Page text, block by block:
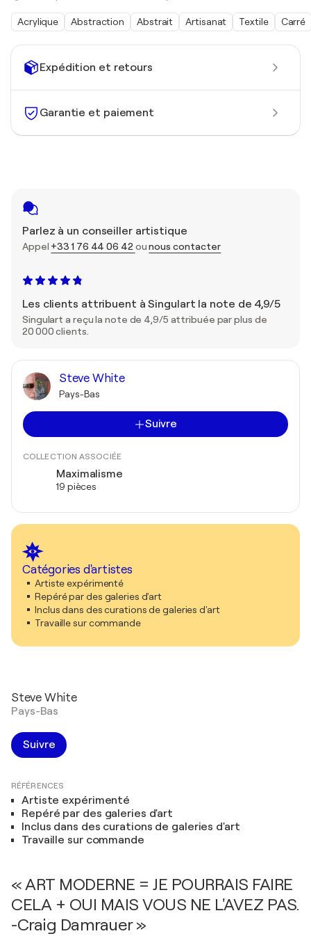
Expédition et retours
Garantie et paiement
Parlez à un conseiller artistique
Appel +33 1 76 44 06 42ounous contacter
Les clients attribuent à Singulart la note de 4,9/5
Singulart a reçu la note de 4,9/5 attribuée par plus de
20 000 clients.
Steve White
Pays-Bas
Suivre
COLLECTION ASSOCIÉE
Maximalisme
19 pièces
Catégories d'artistes
Artiste expérimenté
Repéré par des galeries d'art
Inclus dans des curations de galeries d'art
Travaille sur commande
Acrylique Abstraction Abstrait Artisanat Textile Carré
Steve White
Pays-Bas
Suivre
RÉFÉRENCES
Artiste expérimenté
Repéré par des galeries d'art
Inclus dans des curations de galeries d'art
Travaille sur commande
« ART MODERNE = JE POURRAIS FAIRE
CELA + OUI MAIS VOUS NE L'AVEZ PAS.
-Craig Damrauer »